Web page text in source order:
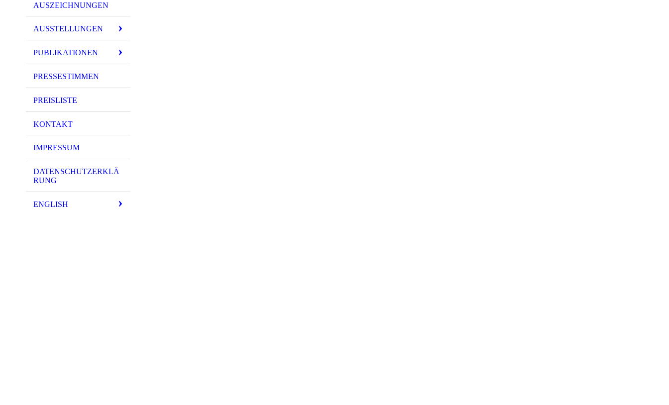
AUSZEICHNUNGEN
AUSSTELLUNGEN
PUBLIKATIONEN
PRESSESTIMMEN
PREISLISTE
KONTAKT
IMPRESSUM
DATENSCHUTZERKLÄ
RUNG
ENGLISH